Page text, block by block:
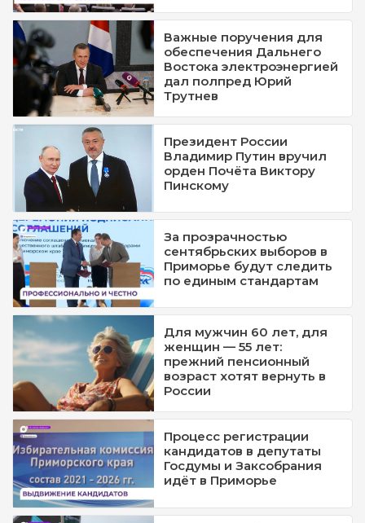
Важные поручения для
обеспечения Дальнего
Востока электроэнергией
дал полпред Юрий
Трутнев
Президент России
Владимир Путин вручил
орден Почёта Виктору
Пинскому
За прозрачностью
сентябрьских выборов в
Приморье будут следить
по единым стандартам
Для мужчин 60 лет, для
женщин — 55 лет:
прежний пенсионный
возраст хотят вернуть в
России
Процесс регистрации
кандидатов в депутаты
Госдумы и Заксобрания
идёт в Приморье